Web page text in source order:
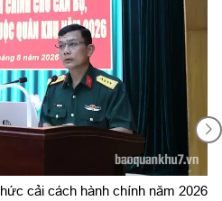
tỉnh Lâm Đồng tổ chức lại Ban
thủ khu vực
Vàm Trảng Trâu tăng
tranh chống xuất, nhập cảnh
lượng phòng không LLVT